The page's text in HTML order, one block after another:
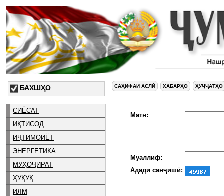
БАХШҲО
СИЁСАТ
ИҚТИСОД
ИҶТИМОИЁТ
ЭНЕРГЕТИКА
МУҲОҶИРАТ
ҲУҚУҚ
ИЛМ
САҲИФАИ АСЛӢ ХАБАРҲО ҲУҶҶАТҲО
Матн:
Муаллиф:
Адади санҷишӣ: